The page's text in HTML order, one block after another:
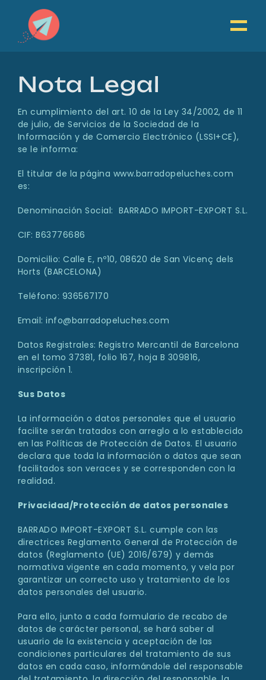
contenido
Nota Legal
En cumplimiento del art. 10 de la Ley 34/2002, de 11
de julio, de Servicios de la Sociedad de la
Información y de Comercio Electrónico (LSSI+CE),
se le informa:
El titular de la página www.barradopeluches.com
es:
Denominación Social: BARRADO IMPORT-EXPORT S.L.
CIF: B63776686
Domicilio: Calle E, nº10, 08620 de San Vicenç dels
Horts (BARCELONA)
Teléfono: 936567170
Email: info@barradopeluches.com
Datos Registrales: Registro Mercantil de Barcelona
en el tomo 37381, folio 167, hoja B 309816,
inscripción 1.
Sus Datos
La información o datos personales que el usuario
facilite serán tratados con arreglo a lo establecido
en las Políticas de Protección de Datos. El usuario
declara que toda la información o datos que sean
facilitados son veraces y se corresponden con la
realidad.
Privacidad/Protección de datos personales
BARRADO IMPORT-EXPORT S.L. cumple con las
directrices Reglamento General de Protección de
datos (Reglamento (UE) 2016/679) y demás
normativa vigente en cada momento, y vela por
garantizar un correcto uso y tratamiento de los
datos personales del usuario.
Para ello, junto a cada formulario de recabo de
datos de carácter personal, se hará saber al
usuario de la existencia y aceptación de las
condiciones particulares del tratamiento de sus
datos en cada caso, informándole del responsable